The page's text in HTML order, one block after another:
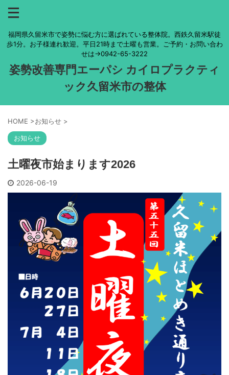
福岡県久留米市で姿勢に悩む方に選ばれている整体院。西鉄久留米駅徒
歩1分。お子様連れ歓迎。平日21時まで土曜も営業。ご予約・お問い合わ
せは→0942-65-3222
姿勢改善専門エーパシ カイロプラクティ
ック久留米市の整体
HOME >お知らせ >
お知らせ
土曜夜市始まります2026
2026-06-19